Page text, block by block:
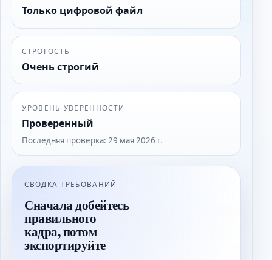
Только цифровой файл
СТРОГОСТЬ
Очень строгий
УРОВЕНЬ УВЕРЕННОСТИ
Проверенный
Последняя проверка:29 мая 2026 г.
СВОДКА ТРЕБОВАНИЙ
Сначала добейтесь
правильного
кадра, потом
экспортируйте